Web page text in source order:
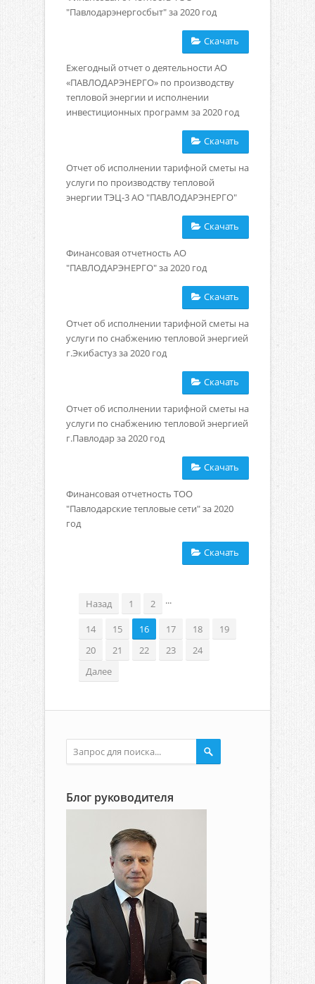
"Павлодарэнергосбыт" за 2020 год
Скачать
Ежегодный отчет о деятельности АО
«ПАВЛОДАРЭНЕРГО» по производству
тепловой энергии и исполнении
инвестиционных программ за 2020 год
Скачать
Отчет об исполнении тарифной сметы на
услуги по производству тепловой
энергии ТЭЦ-3 АО "ПАВЛОДАРЭНЕРГО"
Скачать
Финансовая отчетность АО
"ПАВЛОДАРЭНЕРГО" за 2020 год
Скачать
Отчет об исполнении тарифной сметы на
услуги по снабжению тепловой энергией
г.Экибастуз за 2020 год
Скачать
Отчет об исполнении тарифной сметы на
услуги по снабжению тепловой энергией
г.Павлодар за 2020 год
Скачать
Финансовая отчетность ТОО
"Павлодарские тепловые сети" за 2020
год
Скачать
Назад 1 2 ...
14 15 16 17 18
19
20
21 22 23
24
Далее
Блог руководителя